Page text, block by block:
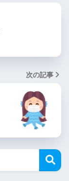
次の記事